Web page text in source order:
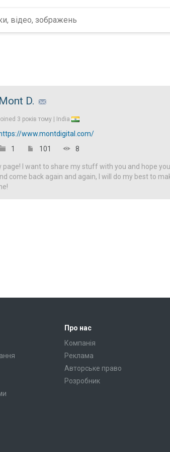
Mont D.
3 років тому | India
https://www.montdigital.com/
1
101 8
page! I want to share my stuff with you and hope
come back again and again, I will do my best to
Про нас
Компанія
Реклама
Авторське право
Розробник